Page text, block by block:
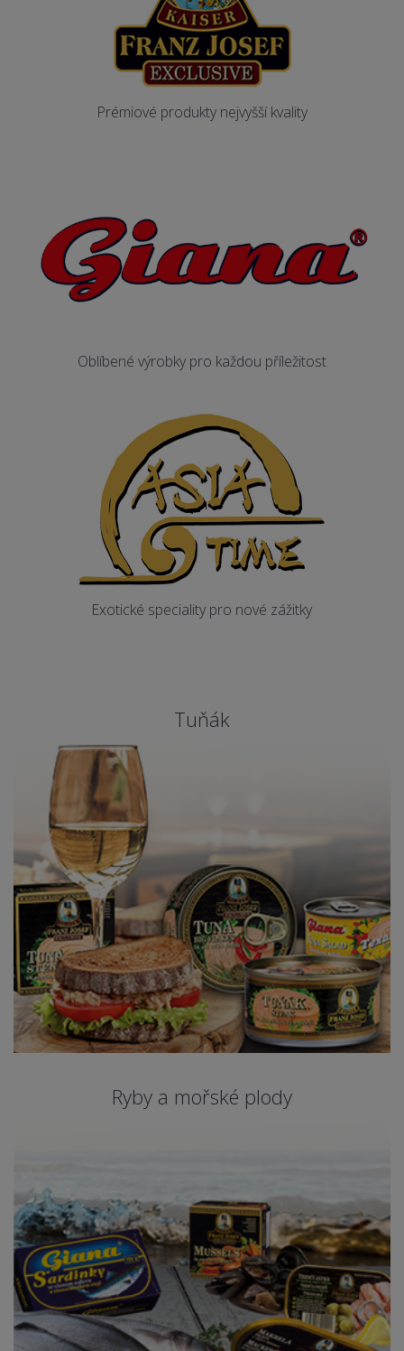
Prémiové produkty nejvyšší kvality
Oblíbené výrobky pro každou příležitost
Exotické speciality pro nové zážitky
Tuňák
Ryby a mořské plody